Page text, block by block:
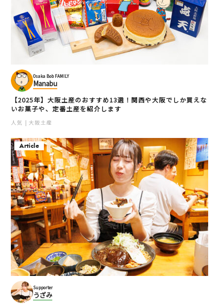
Osaka Bob FAMILY
Manabu
【2025年】大阪土産のおすすめ13選！関西や大阪でしか買えな
いお菓子や、定番土産を紹介します
人気 大阪土産
Article
Supporter
うざみ